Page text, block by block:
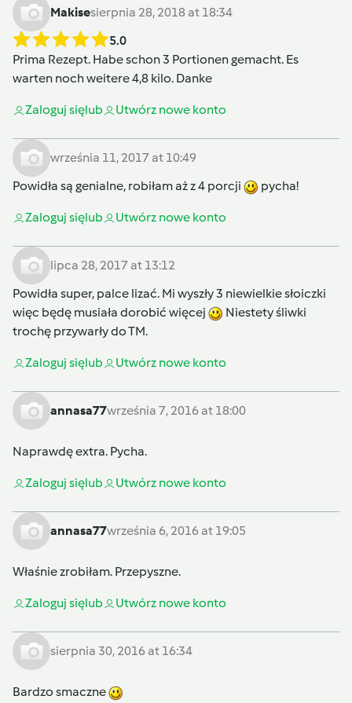
Makisesierpnia 28, 2018 at 18:34
5.0
Prima Rezept. Habe schon 3 Portionen gemacht. Es
warten noch weitere 4,8 kilo. Danke
Zaloguj sięlub Utwórz nowe konto
września 11, 2017 at 10:49
Powidła są genialne, robiłam aż z 4 porcji
pycha!
Zaloguj sięlub Utwórz nowe konto
lipca 28, 2017 at 13:12
Powidła super, palce lizać. Mi wyszły 3 niewielkie słoiczki
więc będę musiała dorobić więcej
Niestety śliwki
trochę przywarły do TM.
Zaloguj sięlub Utwórz nowe konto
annasa77września 7, 2016 at 18:00
Naprawdę extra. Pycha.
Zaloguj sięlub Utwórz nowe konto
annasa77września 6, 2016 at 19:05
Właśnie zrobiłam. Przepyszne.
Zaloguj sięlub Utwórz nowe konto
sierpnia 30, 2016 at 16:34
Bardzo smaczne